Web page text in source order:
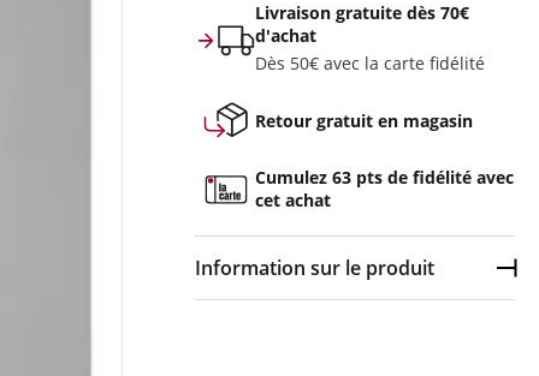
Livraison gratuite dès 70€
d'achat
Dès 50€ avec la carte fidélité
Retour gratuit en magasin
Cumulez 63 pts de fidélité avec
cet achat
Information sur le produit